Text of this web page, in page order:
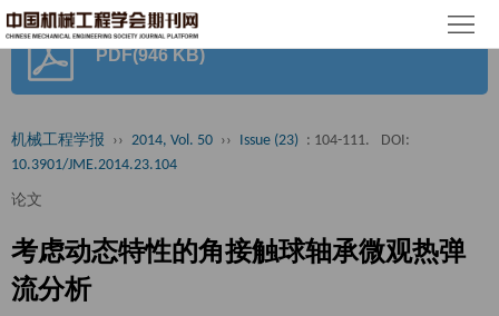
首
论
服
刊
分
PDF(946 KB)
机械工程学报 ›› 2014, Vol. 50 ›› Issue (23) : 104-111.
DOI:
10.3901/JME.2014.23.104
论文
考虑动态特性的角接触球轴承微观热弹
流分析